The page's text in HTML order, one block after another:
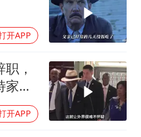
百花奖演讲落泪
马科斯把路走绝了
式允许“拒绝抢救”
民健身 共筑健康中国
开APP
，
族
开APP